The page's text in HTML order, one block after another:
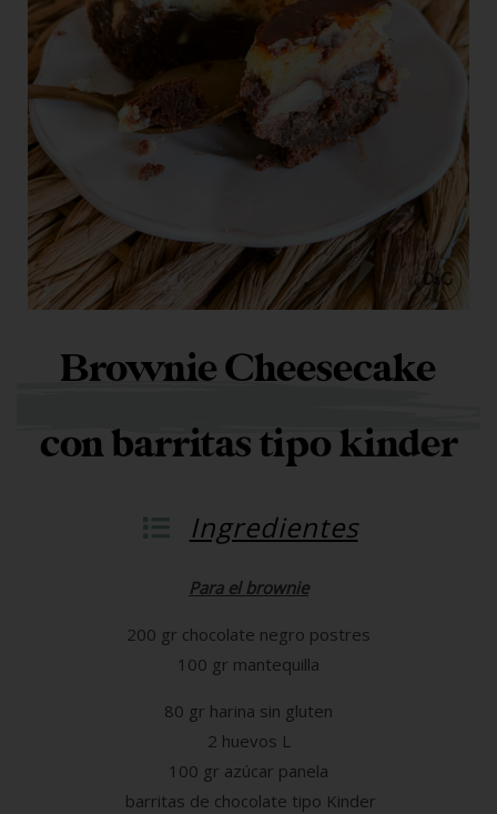
Brownie Cheesecake
con barritas tipo kinder
Ingredientes
Para el brownie
200 gr chocolate negro postres
100 gr mantequilla
80 gr harina sin gluten
2 huevos L
100 gr azúcar panela
barritas de chocolate tipo Kinder